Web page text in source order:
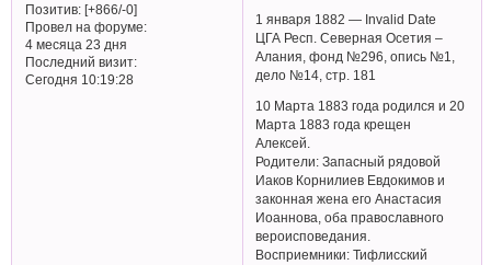
Позитив: [+866/-0]
Провел на форуме:
4 месяца 23 дня
Последний визит:
Сегодня 10:19:28
1 января 1882 — Invalid Date
ЦГА Респ. Северная Осетия –
Алания, фонд №296, опись №1,
дело №14, стр. 181
10 Марта 1883 года родился и 20
Марта 1883 года крещен
Алексей.
Родители: Запасный рядовой
Иаков Корнилиев Евдокимов и
законная жена его Анастасия
Иоаннова, оба православного
вероисповедания.
Восприемники: Тифлисский